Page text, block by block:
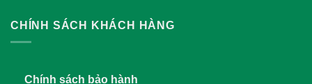
CHÍNH SÁCH KHÁCH HÀNG
Chính sách bảo hành